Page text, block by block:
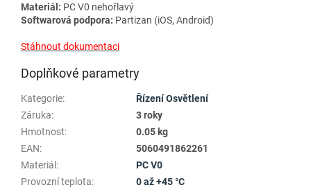
Materiál: PC V0 nehořlavý
Softwarová podpora: Partizan (iOS, Android)
Stáhnout dokumentaci
Doplňkové parametry
Kategorie:
Řízení Osvětlení
Záruka:
3 roky
Hmotnost:
0.05 kg
EAN:
5060491862261
Materiál :
PC V0
Provozní teplota:
0 až +45 °C